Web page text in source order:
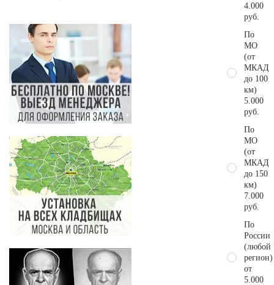
4.000
руб.
По
МО
(от
МКАД
до 100
км)
5.000
руб.
По
МО
(от
МКАД
до 150
км)
7.000
руб.
По
России
(любой
регион)
от
5.000